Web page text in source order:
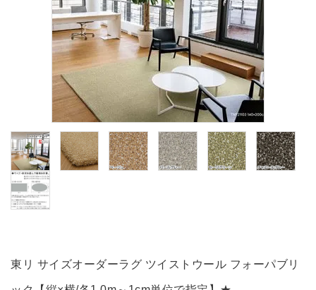
ブランド
ガイドライン
東リ サイズオーダーラグ ツイストウール フォーパブリ